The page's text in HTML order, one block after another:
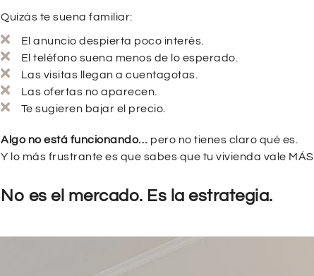
Quizás te suena familiar:
El anuncio despierta poco interés.
El teléfono suena menos de lo esperado.
Las visitas llegan a cuentagotas.
Las ofertas no aparecen.
Te sugieren bajar el precio.
Algo no está funcionando… pero no tienes claro qué es.
Y lo más frustrante es que sabes que tu vivienda vale MÁS.
No es el mercado. Es la estrategia.